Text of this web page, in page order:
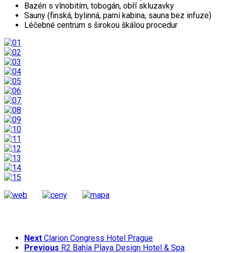
Bazén s vlnobitím, tobogán, obří skluzavky
Sauny (finská, bylinná, parní kabina, sauna bez infuze)
Léčebné centrum s širokou škálou procedur
Next Clarion Congress Hotel Prague
Previous R2 Bahía Playa Design Hotel & Spa